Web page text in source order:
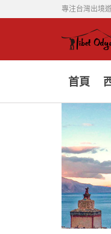
專注台灣出境
首頁